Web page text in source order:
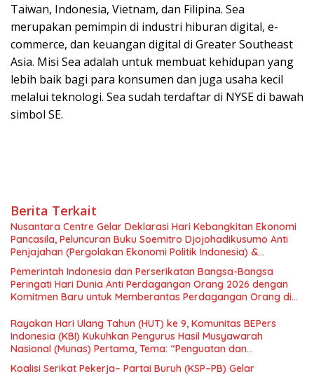
Taiwan, Indonesia, Vietnam, dan Filipina. Sea
merupakan pemimpin di industri hiburan digital, e-
commerce, dan keuangan digital di Greater Southeast
Asia. Misi Sea adalah untuk membuat kehidupan yang
lebih baik bagi para konsumen dan juga usaha kecil
melalui teknologi. Sea sudah terdaftar di NYSE di bawah
simbol SE.
Berita Terkait
Nusantara Centre Gelar Deklarasi Hari Kebangkitan Ekonomi
Pancasila, Peluncuran Buku Soemitro Djojohadikusumo Anti
Penjajahan (Pergolakan Ekonomi Politik Indonesia) &
Simposium Nasional “Urgensi Undang-Undang Perekonomian
Nasional dan Kesejahteraan Sosial dalam Menata Bangsa
Menuju Indonesia Emas 2045”,
Pemerintah Indonesia dan Perserikatan Bangsa-Bangsa
Peringati Hari Dunia Anti Perdagangan Orang 2026 dengan
Komitmen Baru untuk Memberantas Perdagangan Orang di
Rayakan Hari Ulang Tahun (HUT) ke 9, Komunitas BEPers
Indonesia (KBI) Kukuhkan Pengurus Hasil Musyawarah
Nasional (Munas) Pertama, Tema: “Penguatan dan
Pengembangan Organisasi KBI yang Berbasis Riset di seluruh
Koalisi Serikat Pekerja– Partai Buruh (KSP–PB) Gelar